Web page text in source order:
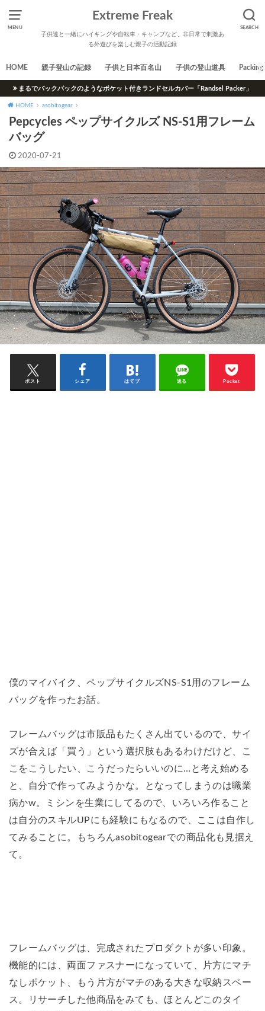
MENU SEARCH
Extreme Freak
子供達と一緒にハイキングや自転車・キャンプなど、非日常で刺激あ
る外遊びを楽しむ親子の活動記録
HOME 親子登山の記録 子供と日本百名山 子供の登山道具 Packing
まるでバックパックのようなポケット付きランドセルカバー「Randsel Packer」
HOME asobitogear
Pepcycles ペップサイクルズ NS-S1用フレーム
バッグ
2020-07-21
ポスト シェア はてブ 送る Pocket
僕のマイバイク、ペップサイクルズNS-S1用のフレーム
バッグを作ったお話。
フレームバッグは市販品もたくさん出ているので、サイ
ズが合えば「買う」という選択肢もあるわけだけど、こ
こをこうしたい、こうだったらいいのに…と考え始める
と、自分で作ってみようかな。となってしまうのは職業
病かw。ミシンを生業にしてるので、いろいろ作ること
は自分のスキルUPにも経験にもなるので、ここは自作し
てみることに。もちろんasobitogearでの商品化も見据え
て。
フレームバッグは、完成されたプロダクトが多い印象。
機能的には、両面ファスナーになっていて、片方にマチ
なしポケット、もう片方がマチのある大きな収納スペー
ス。リサーチした他商品をみても、ほとんどこのタイ